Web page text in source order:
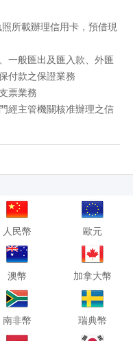
所載辦理信用卡，預借現
一般匯出及匯入款、外匯
付款之保證業務
票業務
經主管機關核准辦理之信
人民幣 歐元
澳幣 加拿大幣
南非幣 瑞典幣